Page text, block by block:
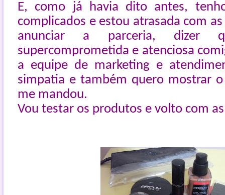
E, como já havia dito antes,
complicados e estou atrasada com
anunciar a parceria,
supercomprometida e atenciosa
a equipe de marketing e
simpatia e também quero mostrar
me mandou.
Vou testar os produtos e volto com